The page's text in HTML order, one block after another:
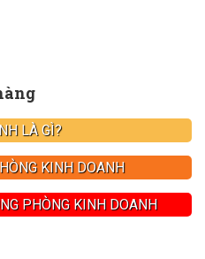
LÀ GÌ?
KINH DOANH
PHÒNG KINH DOANH